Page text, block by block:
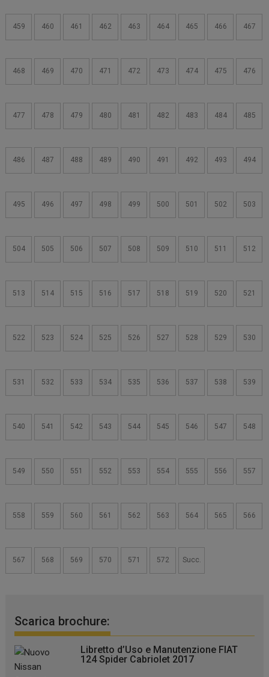
459 460 461 462 463 464 465 466 467
468 469 470 471 472 473 474 475 476
477 478 479 480 481 482 483 484 485
486 487 488 489 490 491 492 493 494
495 496 497 498 499 500 501 502 503
504 505 506 507 508 509 510 511 512
513 514 515 516 517 518 519 520 521
522 523 524 525 526 527 528 529 530
531 532 533 534 535 536 537 538 539
540 541 542 543 544 545 546 547 548
549 550 551 552 553 554 555 556 557
558 559 560 561 562 563 564 565 566
567 568 569 570 571 572 Succ.
Scarica brochure:
Libretto d’Uso e Manutenzione FIAT
124 Spider Cabriolet 2017